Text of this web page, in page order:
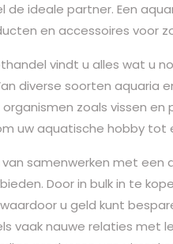
de ideale partner. Een
en accessoires voor
vindt u alles wat u
diverse soorten aquaria
zoals vissen
uw aquatische hobby tot
van samenwerken met
Door in bulk in te
u geld kunt
vaak nauwe relaties met